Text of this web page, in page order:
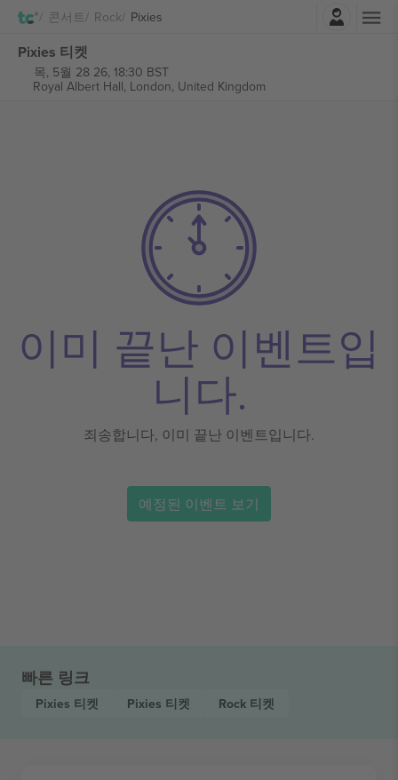
콘서트 Rock Pixies
Pixies 티켓
목, 5월 28 26, 18:30 BST
Royal Albert Hall, London, United Kingdom
이미 끝난 이벤트입
니다.
죄송합니다, 이미 끝난 이벤트입니다.
예정된 이벤트 보기
빠른 링크
Pixies 티켓 Pixies 티켓 Rock 티켓